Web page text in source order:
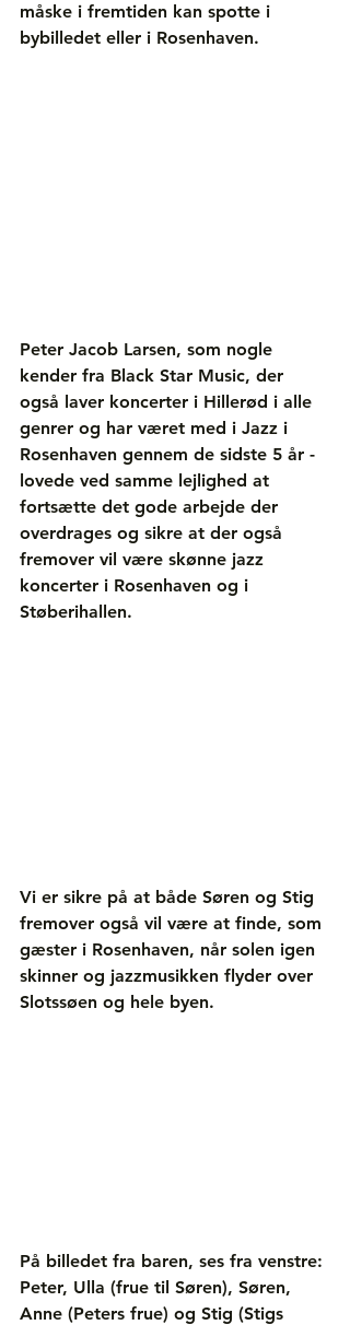
måske i fremtiden kan spotte i
bybilledet eller i Rosenhaven.
Peter Jacob Larsen, som nogle
kender fra Black Star Music, der
også laver koncerter i Hillerød i alle
genrer og har været med i Jazz i
Rosenhaven gennem de sidste 5 år -
lovede ved samme lejlighed at
fortsætte det gode arbejde der
overdrages og sikre at der også
fremover vil være skønne jazz
koncerter i Rosenhaven og i
Støberihallen.
Vi er sikre på at både Søren og Stig
fremover også vil være at finde, som
gæster i Rosenhaven, når solen igen
skinner og jazzmusikken flyder over
Slotssøen og hele byen.
På billedet fra baren, ses fra venstre:
Peter, Ulla (frue til Søren), Søren,
Anne (Peters frue) og Stig (Stigs